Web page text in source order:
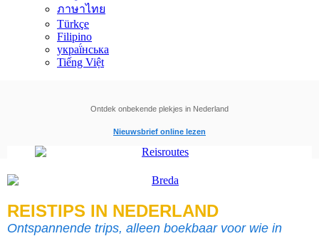
ภาษาไทย
Türkçe
Filipino
украї́нська
Tiếng Việt
Ontdek onbekende plekjes in Nederland
Nieuwsbrief online lezen
REISTIPS IN NEDERLAND
Ontspannende trips, alleen boekbaar voor wie in